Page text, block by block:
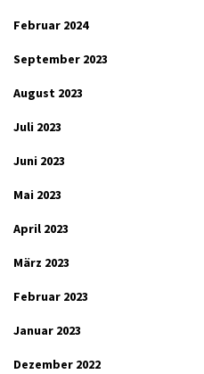
Februar 2024
September 2023
August 2023
Juli 2023
Juni 2023
Mai 2023
April 2023
März 2023
Februar 2023
Januar 2023
Dezember 2022